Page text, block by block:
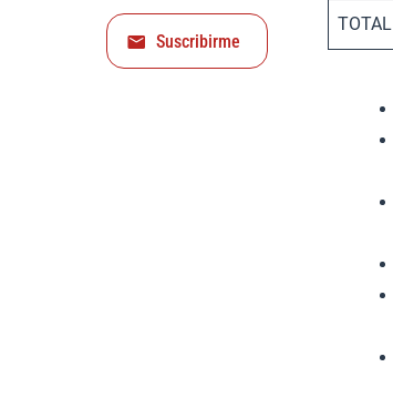
TOTAL
Suscribirme